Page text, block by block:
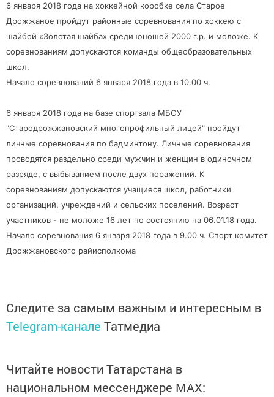
6 января 2018 года на хоккейной коробке села Старое
Дрожжаное пройдут районные соревнования по хоккею с
шайбой «Золотая шайба» среди юношей 2000 г.р. и моложе. К
соревнованиям допускаются команды общеобразовательных
школ.
Начало соревнований 6 января 2018 года в 10.00 ч.
6 января 2018 года на базе спортзала МБОУ
"Стародрожжановский многопрофильный лицей" пройдут
личные соревнования по бадминтону. Личные соревнования
проводятся раздельно среди мужчин и женщин в одиночном
разряде, с выбыванием после двух поражений. К
соревнованиям допускаются учащиеся школ, работники
организаций, учреждений и сельских поселений. Возраст
участников - не моложе 16 лет по состоянию на 06.01.18 года.
Начало соревнования 6 января 2018 года в 9.00 ч. Спорт комитет
Дрожжановского райисполкома
Следите за самым важным и интересным в
Telegram-канале Татмедиа
Читайте новости Татарстана в
национальном мессенджере MАХ: